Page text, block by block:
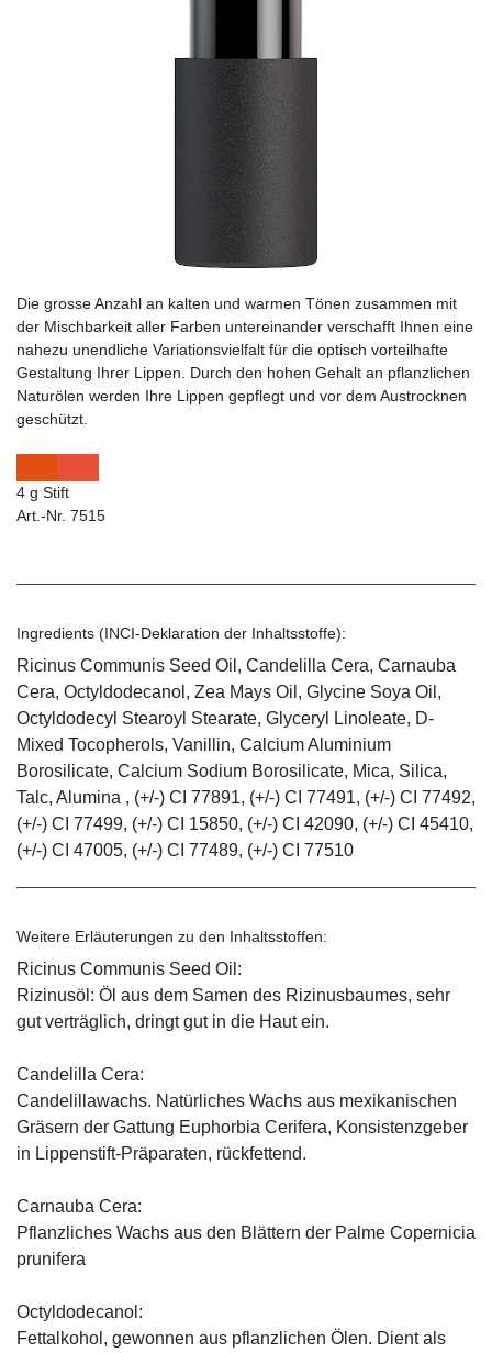
Die grosse Anzahl an kalten und warmen Tönen zusammen mit
der Mischbarkeit aller Farben untereinander verschafft Ihnen eine
nahezu unendliche Variationsvielfalt für die optisch vorteilhafte
Gestaltung Ihrer Lippen. Durch den hohen Gehalt an pflanzlichen
Naturölen werden Ihre Lippen gepflegt und vor dem Austrocknen
geschützt.
4 g Stift
Art.-Nr. 7515
Ingredients (INCI-Deklaration der Inhaltsstoffe):
Ricinus Communis Seed Oil, Candelilla Cera, Carnauba
Cera, Octyldodecanol, Zea Mays Oil, Glycine Soya Oil,
Octyldodecyl Stearoyl Stearate, Glyceryl Linoleate, D-
Mixed Tocopherols, Vanillin, Calcium Aluminium
Borosilicate, Calcium Sodium Borosilicate, Mica, Silica,
Talc, Alumina , (+/-) CI 77891, (+/-) CI 77491, (+/-) CI 77492,
(+/-) CI 77499, (+/-) CI 15850, (+/-) CI 42090, (+/-) CI 45410,
(+/-) CI 47005, (+/-) CI 77489, (+/-) CI 77510
Weitere Erläuterungen zu den Inhaltsstoffen:
Ricinus Communis Seed Oil:
Rizinusöl: Öl aus dem Samen des Rizinusbaumes, sehr
gut verträglich, dringt gut in die Haut ein.
Candelilla Cera:
Candelillawachs. Natürliches Wachs aus mexikanischen
Gräsern der Gattung Euphorbia Cerifera, Konsistenzgeber
in Lippenstift-Präparaten, rückfettend.
Carnauba Cera:
Pflanzliches Wachs aus den Blättern der Palme Copernicia
prunifera
Octyldodecanol:
Fettalkohol, gewonnen aus pflanzlichen Ölen. Dient als